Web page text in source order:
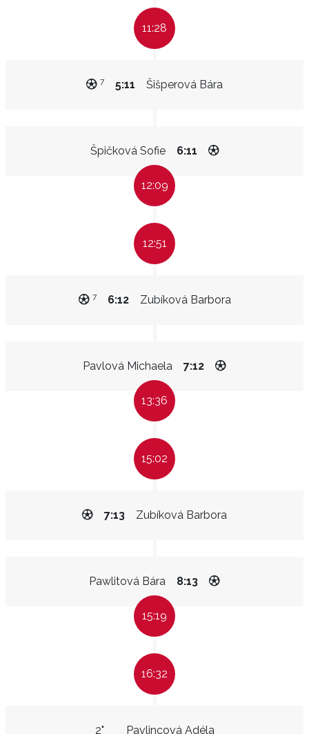
11:28
Šišperová Bára
5:11
7
Špičková Sofie 6:11
12:09
12:51
Zubíková Barbora
6:12
7
Pavlová Michaela 7:12
13:36
15:02
Zubíková Barbora
7:13
Pawlitová Bára 8:13
15:19
16:32
Pavlincová Adéla
2"